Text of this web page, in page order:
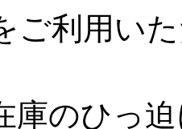
ご利用い
庫のひっ